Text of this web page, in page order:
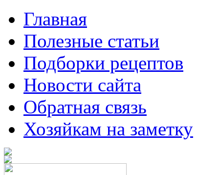
Главная
Полезные статьи
Подборки рецептов
Новости сайта
Обратная связь
Хозяйкам на заметку